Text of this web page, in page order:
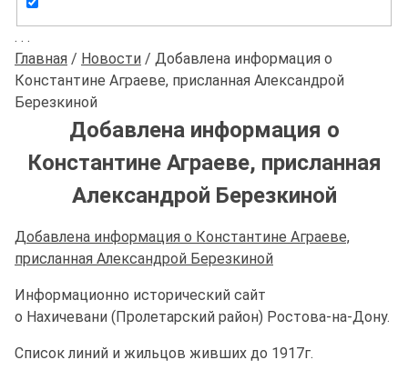
. . .
Главная / Новости / Добавлена информация о
Константине Аграеве, присланная Александрой
Березкиной
Добавлена информация о
Константине Аграеве, присланная
Александрой Березкиной
Добавлена информация о Константине Аграеве,
присланная Александрой Березкиной
Информационно исторический сайт
о Нахичевани (Пролетарский район) Ростова-на-Дону.
Список линий и жильцов живших до 1917г.